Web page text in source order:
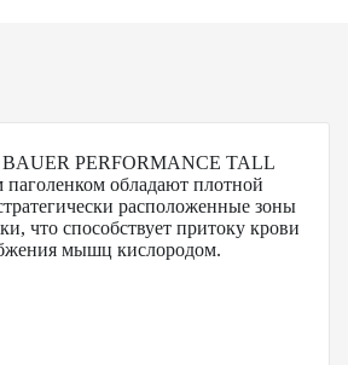
BAUER PERFORMANCE TALL
обладают плотной
расположенные зоны
что способствует притоку крови
мышц кислородом.